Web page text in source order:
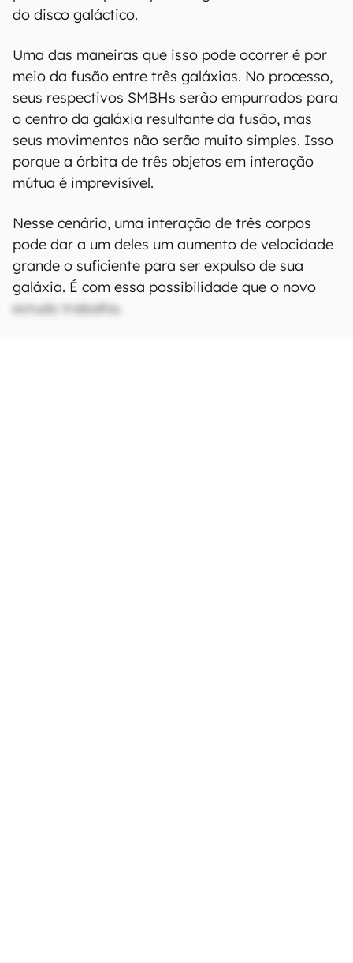
do disco galáctico.
Uma das maneiras que isso pode ocorrer é por
meio da fusão entre três galáxias. No processo,
seus respectivos SMBHs serão empurrados para
o centro da galáxia resultante da fusão, mas
seus movimentos não serão muito simples. Isso
porque a órbita de três objetos em interação
mútua é imprevisível.
Nesse cenário, uma interação de três corpos
pode dar a um deles um aumento de velocidade
grande o suficiente para ser expulso de sua
galáxia. É com essa possibilidade que o novo
estudo trabalha.